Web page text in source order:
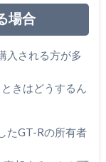
場合
入される方が多
きはどうするん
たGT-Rの所有者